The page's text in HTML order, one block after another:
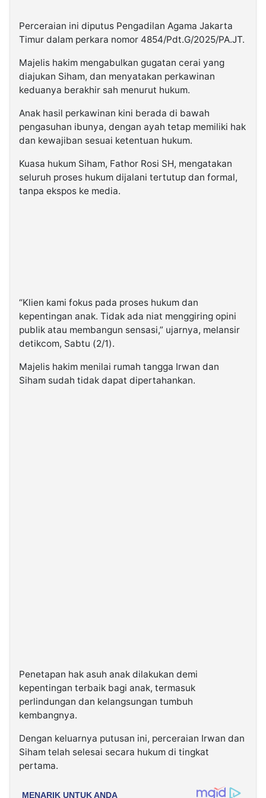
Perceraian ini diputus Pengadilan Agama Jakarta
Timur dalam perkara nomor 4854/Pdt.G/2025/PA.JT.
Majelis hakim mengabulkan gugatan cerai yang
diajukan Siham, dan menyatakan perkawinan
keduanya berakhir sah menurut hukum.
Anak hasil perkawinan kini berada di bawah
pengasuhan ibunya, dengan ayah tetap memiliki hak
dan kewajiban sesuai ketentuan hukum.
Kuasa hukum Siham, Fathor Rosi SH, mengatakan
seluruh proses hukum dijalani tertutup dan formal,
tanpa ekspos ke media.
“Klien kami fokus pada proses hukum dan
kepentingan anak. Tidak ada niat menggiring opini
publik atau membangun sensasi,” ujarnya, melansir
detikcom, Sabtu (2/1).
Majelis hakim menilai rumah tangga Irwan dan
Siham sudah tidak dapat dipertahankan.
Penetapan hak asuh anak dilakukan demi
kepentingan terbaik bagi anak, termasuk
perlindungan dan kelangsungan tumbuh
kembangnya.
Dengan keluarnya putusan ini, perceraian Irwan dan
Siham telah selesai secara hukum di tingkat
pertama.